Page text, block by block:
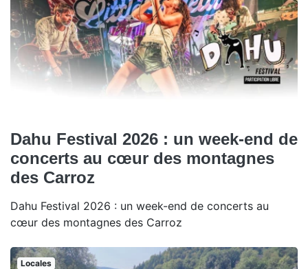
Dahu Festival 2026 : un week-end de
concerts au cœur des montagnes
des Carroz
Dahu Festival 2026 : un week-end de concerts au
cœur des montagnes des Carroz
Locales